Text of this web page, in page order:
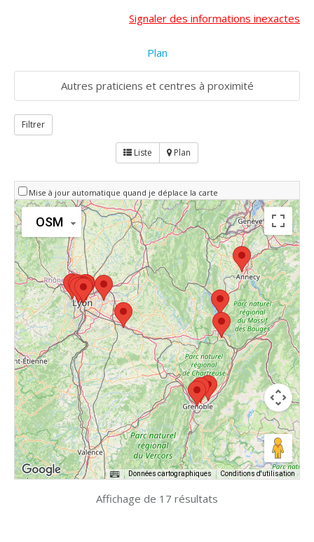
Signaler des informations inexactes
Plan
Autres praticiens et centres à proximité
Filtrer
Liste Plan
Mise à jour automatique quand je déplace la carte
OSM
Données cartographiques Conditions d'utilisation
Affichage de 17 résultats